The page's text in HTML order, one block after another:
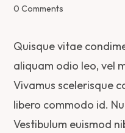
0 Comments
Quisque vitae
aliquam odio leo, vel
Vivamus scelerisque
libero commodo id.
Vestibulum euismod